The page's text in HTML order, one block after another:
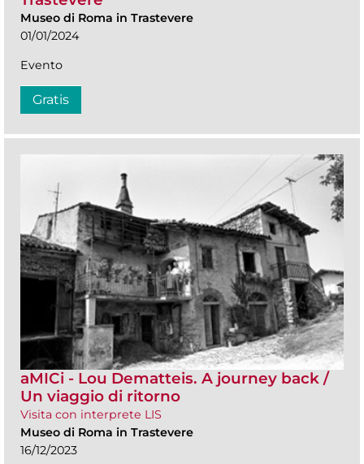
Museo di Roma in Trastevere
01/01/2024
Evento
Gratis
aMICi - Lou Dematteis. A journey back /
Un viaggio di ritorno
Visita con interprete LIS
Museo di Roma in Trastevere
16/12/2023